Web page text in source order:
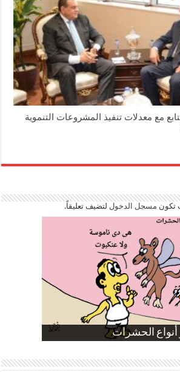
مع معدلات تنفيذ المشروعات التنموية
تكون مسجل الدخوللتضيف تعليقاً.
أنواع الحشرات
ارتفاع الأسعار
الطلاق في مصر